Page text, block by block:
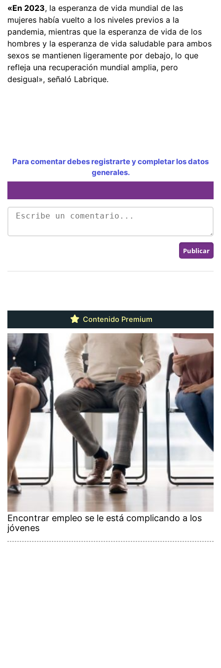
«En 2023, la esperanza de vida mundial de las
mujeres había vuelto a los niveles previos a la
pandemia, mientras que la esperanza de vida de los
hombres y la esperanza de vida saludable para ambos
sexos se mantienen ligeramente por debajo, lo que
refleja una recuperación mundial amplia, pero
desigual», señaló Labrique.
Para comentar debes registrarte y completar los datos
generales.
Contenido Premium
Encontrar empleo se le está complicando a los
jóvenes